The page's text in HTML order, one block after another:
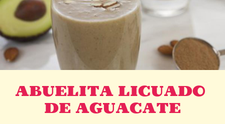
ABUELITA LICUADO
DE AGUACATE